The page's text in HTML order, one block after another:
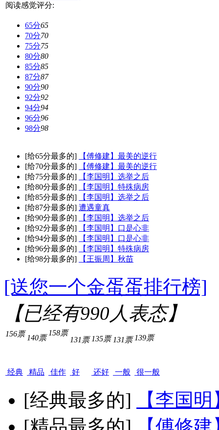
阅读感觉评分:
65分65
70分70
75分75
80分80
85分85
87分87
90分90
92分92
94分94
96分96
98分98
[给65分最多的]
【傅修建】最美的逆行
[给70分最多的]
【傅修建】最美的逆行
[给75分最多的]
【李国明】选举之后
[给80分最多的]
【李国明】特殊病房
[给85分最多的]
【李国明】选举之后
[给87分最多的] 遭遇童真
[给90分最多的]
【李国明】选举之后
[给92分最多的]
【李国明】口是心非
[给94分最多的]
【李国明】口是心非
[给96分最多的]
【李国明】特殊病房
[给98分最多的]
【王振周】秋苗
[送您一个金蛋蛋排行榜]
【已经有990人表态】
156票
经典
140票
精品
158票
佳作
131票
好
135票
还好
131票
一般
139票
很一般
[经典最多的]
【李国